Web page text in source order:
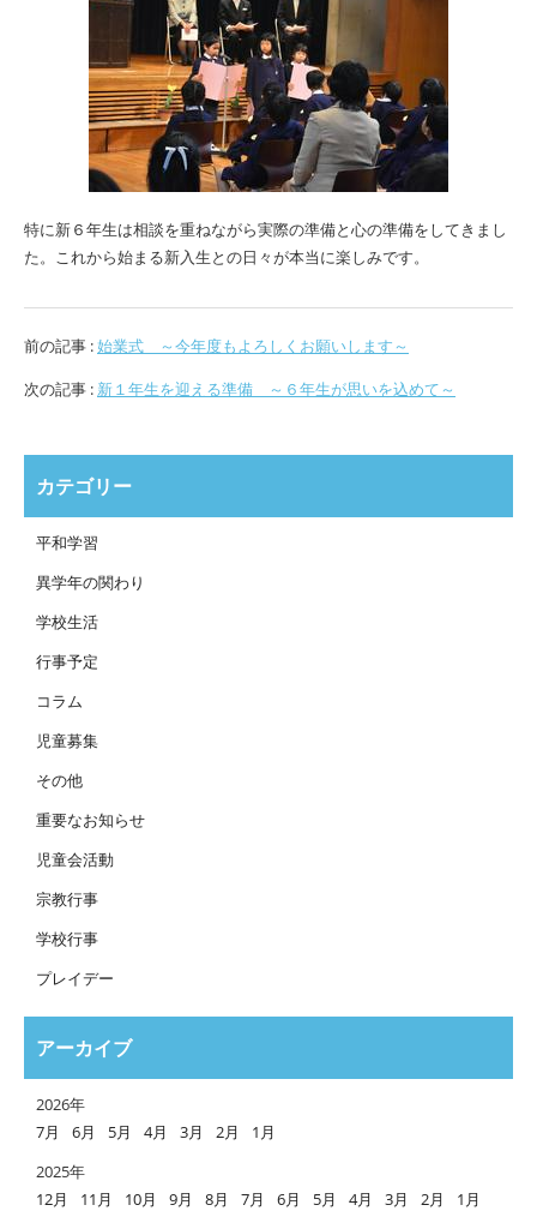
特に新６年生は相談を重ねながら実際の準備と心の準備をしてきまし
た。これから始まる新入生との日々が本当に楽しみです。
前の記事 :始業式 ～今年度もよろしくお願いします～
次の記事 : 新１年生を迎える準備 ～６年生が思いを込めて～
カテゴリー
平和学習
異学年の関わり
学校生活
行事予定
コラム
児童募集
その他
重要なお知らせ
児童会活動
宗教行事
学校行事
プレイデー
アーカイブ
2026年
7月
6月 5月 4月 3月 2月
1月
2025年
12月
11月 10月 9月 8月 7月 6月 5月 4月 3月 2月
1月